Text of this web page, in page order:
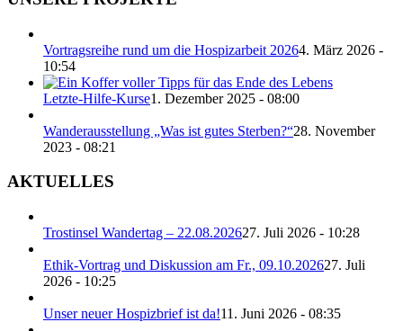
Vortragsreihe rund um die Hospizarbeit 20264. März 2026 -
10:54
Letzte-Hilfe-Kurse1. Dezember 2025 - 08:00
Wanderausstellung „Was ist gutes Sterben?“28. November
2023 - 08:21
AKTUELLES
Trostinsel Wandertag – 22.08.202627. Juli 2026 - 10:28
Ethik-Vortrag und Diskussion am Fr., 09.10.202627. Juli
2026 - 10:25
Unser neuer Hospizbrief ist da!11. Juni 2026 - 08:35